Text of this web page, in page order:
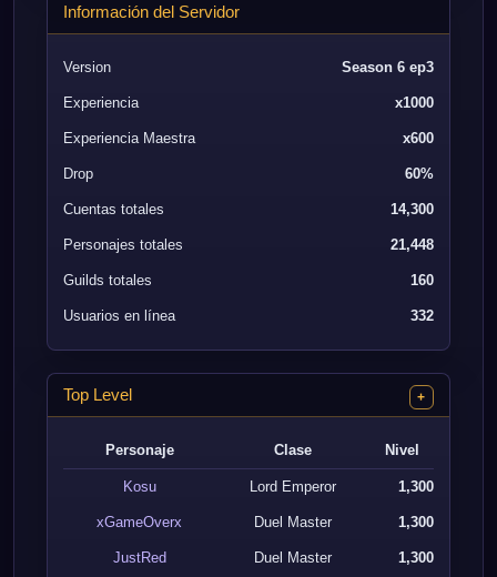
Información del Servidor
Version Season 6 ep3
Experiencia x1000
Experiencia Maestra x600
Drop 60%
Cuentas totales 14,300
Personajes totales 21,448
Guilds totales 160
Usuarios en línea 332
Top Level +
Personaje Clase Nivel
Kosu Lord Emperor 1,300
xGameOverx Duel Master 1,300
JustRed Duel Master 1,300